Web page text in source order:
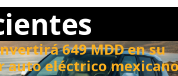
649 MDD en su
auto eléctrico